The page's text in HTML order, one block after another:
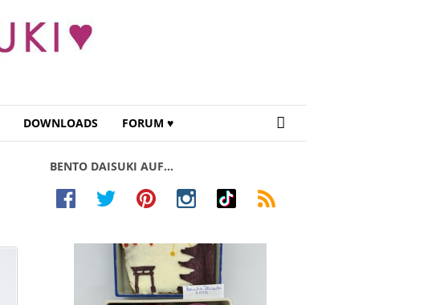
DOWNLOADS FORUM ♥
BENTO DAISUKI AUF…